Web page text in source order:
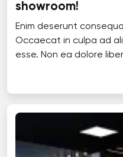
showroom!
Enim deserunt
Occaecat in culpa ad
esse. Non ea dolore